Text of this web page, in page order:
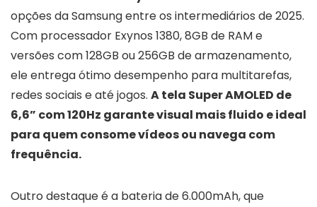
opções da Samsung entre os intermediários de 2025.
Com processador Exynos 1380, 8GB de RAM e
versões com 128GB ou 256GB de armazenamento,
ele entrega ótimo desempenho para multitarefas,
redes sociais e até jogos. A tela Super AMOLED de
6,6” com 120Hz garante visual mais fluido e ideal
para quem consome vídeos ou navega com
frequência.
Outro destaque é a bateria de 6.000mAh, que